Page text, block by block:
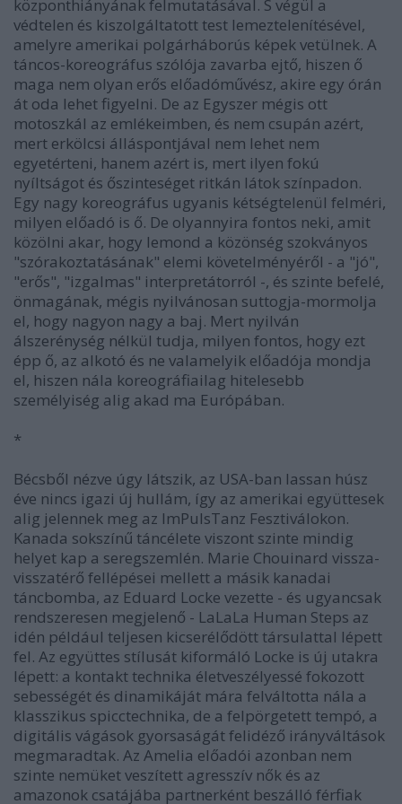
központhiányának felmutatásával. S végül a
védtelen és kiszolgáltatott test lemeztelenítésével,
amelyre amerikai polgárháborús képek vetülnek. A
táncos-koreográfus szólója zavarba ejtő, hiszen ő
maga nem olyan erős előadóművész, akire egy órán
át oda lehet figyelni. De az Egyszer mégis ott
motoszkál az emlékeimben, és nem csupán azért,
mert erkölcsi álláspontjával nem lehet nem
egyetérteni, hanem azért is, mert ilyen fokú
nyíltságot és őszinteséget ritkán látok színpadon.
Egy nagy koreográfus ugyanis kétségtelenül felméri,
milyen előadó is ő. De olyannyira fontos neki, amit
közölni akar, hogy lemond a közönség szokványos
"szórakoztatásának" elemi követelményéről - a "jó",
"erős", "izgalmas" interpretátorról -, és szinte befelé,
önmagának, mégis nyilvánosan suttogja-mormolja
el, hogy nagyon nagy a baj. Mert nyilván
álszerénység nélkül tudja, milyen fontos, hogy ezt
épp ő, az alkotó és ne valamelyik előadója mondja
el, hiszen nála koreográfiailag hitelesebb
személyiség alig akad ma Európában.
*
Bécsből nézve úgy látszik, az USA-ban lassan húsz
éve nincs igazi új hullám, így az amerikai együttesek
alig jelennek meg az ImPulsTanz Fesztiválokon.
Kanada sokszínű táncélete viszont szinte mindig
helyet kap a seregszemlén. Marie Chouinard vissza-
visszatérő fellépései mellett a másik kanadai
táncbomba, az Eduard Locke vezette - és ugyancsak
rendszeresen megjelenő - LaLaLa Human Steps az
idén például teljesen kicserélődött társulattal lépett
fel. Az együttes stílusát kiformáló Locke is új utakra
lépett: a kontakt technika életveszélyessé fokozott
sebességét és dinamikáját mára felváltotta nála a
klasszikus spicctechnika, de a felpörgetett tempó, a
digitális vágások gyorsaságát felidéző irányváltások
megmaradtak. Az Amelia előadói azonban nem
szinte nemüket veszített agresszív nők és az
amazonok csatájába partnerként beszálló férfiak